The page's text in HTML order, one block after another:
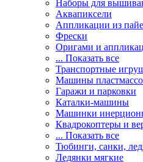
Наборы для
Аквапиксели
Аппликации из
Фрески
Оригами и
... Показать все
Транспортные
Машины
Гаражи и парковки
Каталки-машины
Машинки
Квадрокоптеры и
... Показать все
Тюбинги, санки,
Ледянки мягкие